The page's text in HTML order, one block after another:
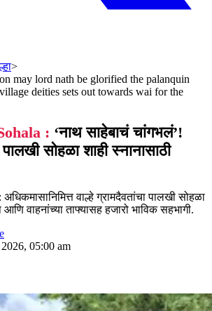
>
may lord nath be glorified the palanquin
deities sets out towards wai for the
: ‘नाथ साहेबाचं चांगभलं’!
पालखी सोहळा शाही स्नानासाठी
वाल्हे ग्रामदैवतांचा पालखी सोहळा
वाहनांच्या ताफ्यासह हजारो भाविक सहभागी.
05:00 am